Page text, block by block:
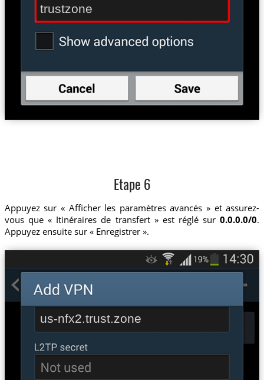
trustzone
Etape 6
Appuyez sur « Afficher les paramètres avancés » et assurez-
vous que « Itinéraires de transfert » est réglé sur0.0.0.0/0.
Appuyez ensuite sur « Enregistrer ».
us-nfx2.trust.zone